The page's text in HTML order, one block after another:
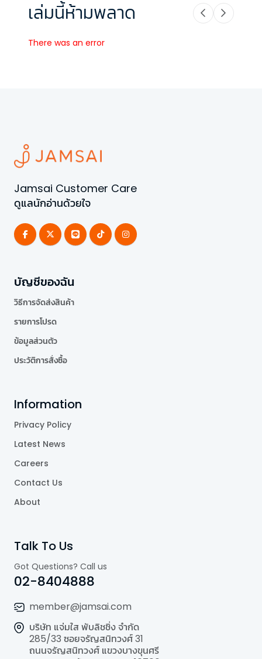
เล่มนี้ห้ามพลาด
There was an error
Jamsai Customer Care
ดูแลนักอ่านด้วยใจ
บัญชีของฉัน
วิธีการจัดส่งสินค้า
รายการโปรด
ข้อมูลส่วนตัว
ประวัติการสั่งซื้อ
Information
Privacy Policy
Latest News
Careers
Contact Us
About
Talk To Us
Got Questions? Call us
02-8404888
member@jamsai.com
บริษัท แจ่มใส พับลิชชิ่ง จำกัด
285/33 ซอยจรัญสนิทวงศ์ 31
ถนนจรัญสนิทวงศ์ แขวงบางขุนศรี